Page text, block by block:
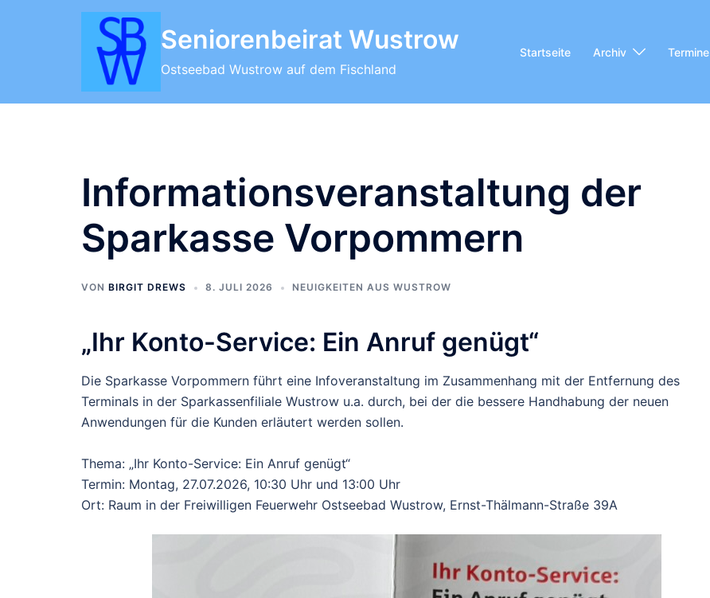
Seniorenbeirat Wustrow
Ostseebad Wustrow auf dem Fischland
Startseite Archiv Termine
Informationsveranstaltung der
Sparkasse Vorpommern
VON BIRGIT DREWS 8. JULI 2026 NEUIGKEITEN AUS WUSTROW
„Ihr Konto-Service: Ein Anruf genügt“
Die Sparkasse Vorpommern führt eine Infoveranstaltung im Zusammenhang mit der Entfernung des
Terminals in der Sparkassenfiliale Wustrow u.a. durch, bei der die bessere Handhabung der neuen
Anwendungen für die Kunden erläutert werden sollen.
Thema: „Ihr Konto-Service: Ein Anruf genügt“
Termin: Montag, 27.07.2026, 10:30 Uhr und 13:00 Uhr
Ort: Raum in der Freiwilligen Feuerwehr Ostseebad Wustrow, Ernst-Thälmann-Straße 39A